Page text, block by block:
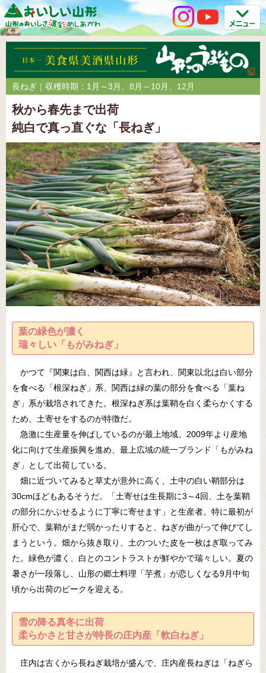
長ねぎ｜収穫時期：1月～3月、8月～10月、12月
秋から春先まで出荷
純白で真っ直ぐな「長ねぎ」
葉の緑色が濃く
瑞々しい「もがみねぎ」
かつて『関東は白、関西は緑』と言われ、関東以北は白い部分
を食べる「根深ねぎ」系、関西は緑の葉の部分を食べる「葉ね
ぎ」系が栽培されてきた。根深ねぎ系は葉鞘を白く柔らかくする
ため、土寄せをするのが特徴だ。
急激に生産量を伸ばしているのが最上地域。2009年より産地
化に向けて生産振興を進め、最上広域の統一ブランド「もがみね
ぎ」として出荷している。
畑に近づいてみると草丈が意外に高く、土中の白い鞘部分は
30cmほどもあるそうだ。「土寄せは生長期に3～4回、土を葉鞘
の部分にかぶせるように丁寧に寄せます」と生産者。特に最初が
肝心で、葉鞘がまだ弱かったりすると、ねぎが曲がって伸びてし
まうという。畑から抜き取り、土のついた皮を一枚はぎ取ってみ
た。緑色が濃く、白とのコントラストが鮮やかで瑞々しい。夏の
暑さが一段落し、山形の郷土料理「芋煮」が恋しくなる9月中旬
頃から出荷のピークを迎える。
雪の降る真冬に出荷
柔らかさと甘さが特長の庄内産「軟白ねぎ」
庄内は古くから長ねぎ栽培が盛んで、庄内産長ねぎは「ねぎら